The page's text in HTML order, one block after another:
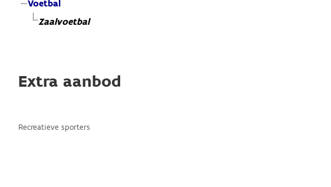
Voetbal
Zaalvoetbal
Extra aanbod
Recreatieve sporters